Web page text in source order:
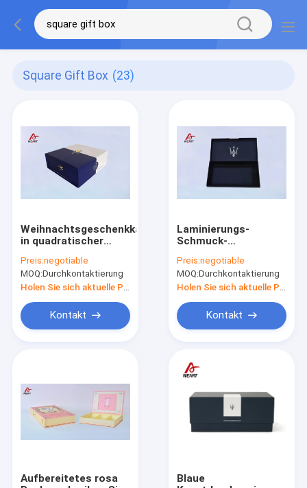
Square Gift Box (23)
Weihnachtsgeschenkkartons
in quadratischer
Kartons mit Deckel
Preis:negotiable
MOQ:Durchkontaktierung
Kontakt
Laminierungs-
Schmuck-
leichten Berührung,
tiefe blaue Filp-Art
kundengebundenes
Papierkasten-Logo-
Drucken
Preis:negotiable
MOQ:Durchkontaktierung
Kontakt
Aufbereitetes rosa
Blaue